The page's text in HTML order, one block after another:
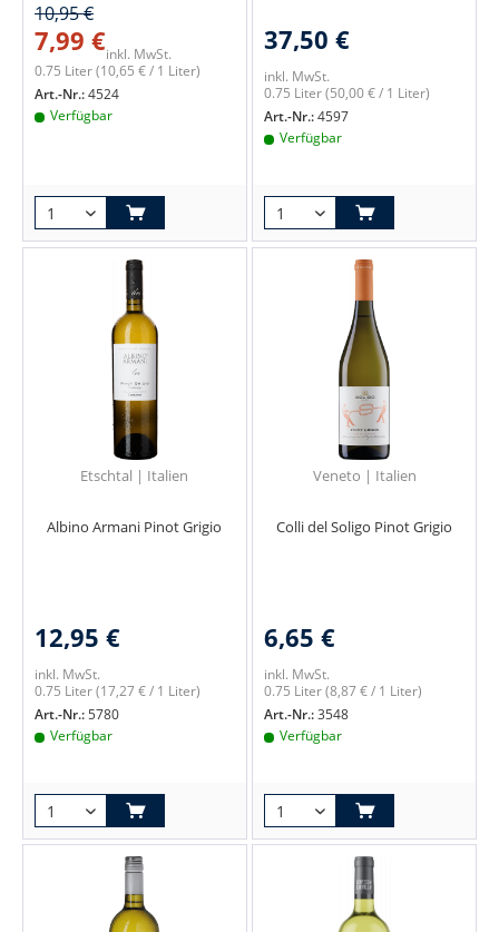
10,95 €
7,99 €inkl. MwSt.
0.75 Liter(10,65 € / 1 Liter)
Art.-Nr.:4524
Verfügbar
37,50 €
inkl. MwSt.
0.75 Liter(50,00 € / 1 Liter)
Art.-Nr.:4597
Verfügbar
Etschtal | Italien
Albino Armani Pinot Grigio
12,95 €
inkl. MwSt.
0.75 Liter(17,27 € / 1 Liter)
Art.-Nr.:5780
Verfügbar
Veneto | Italien
Colli del Soligo Pinot Grigio
6,65 €
inkl. MwSt.
0.75 Liter(8,87 € / 1 Liter)
Art.-Nr.:3548
Verfügbar